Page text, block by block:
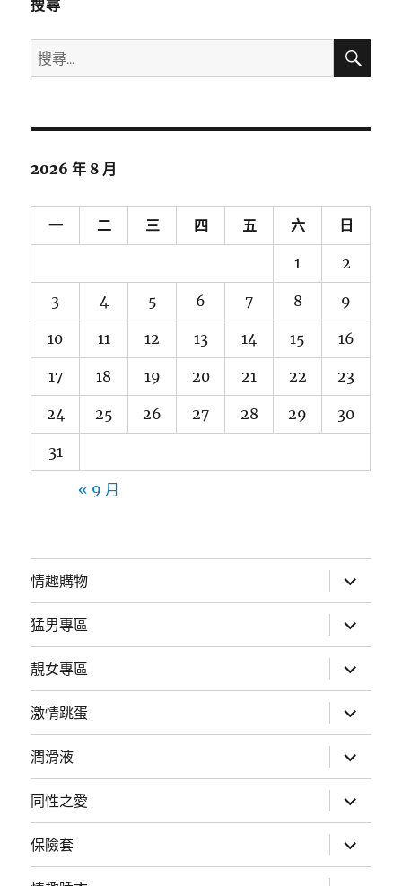
搜尋
搜
尋
鍵
搜
2026 年 8 月
一 二 三 四 五 六 日
1 2
3 4 5 6 7 8 9
10 11 12 13 14 15 16
17 18 19 20 21 22 23
24 25 26 27 28 29 30
31
« 9 月
情趣購物
開
子
選
單
猛男專區
開
子
選
單
靚女專區
開
子
選
單
激情跳蛋
開
子
選
單
潤滑液
開
子
選
單
同性之愛
開
子
選
單
保險套
開
子